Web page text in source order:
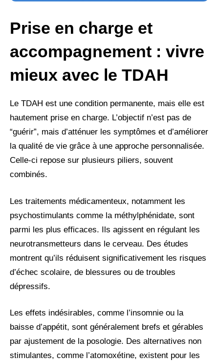
Prise en charge et
accompagnement : vivre
mieux avec le TDAH
Le TDAH est une condition permanente, mais elle est
hautement prise en charge. L’objectif n’est pas de
“guérir”, mais d’atténuer les symptômes et d’améliorer
la qualité de vie grâce à une approche personnalisée.
Celle-ci repose sur plusieurs piliers, souvent
combinés.
Les traitements médicamenteux, notamment les
psychostimulants comme la méthylphénidate, sont
parmi les plus efficaces. Ils agissent en régulant les
neurotransmetteurs dans le cerveau. Des études
montrent qu’ils réduisent significativement les risques
d’échec scolaire, de blessures ou de troubles
dépressifs.
Les effets indésirables, comme l’insomnie ou la
baisse d’appétit, sont généralement brefs et gérables
par ajustement de la posologie. Des alternatives non
stimulantes, comme l’atomoxétine, existent pour les